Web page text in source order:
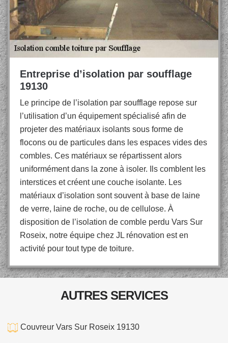
Entreprise d’isolation par soufflage
19130
Le principe de l’isolation par soufflage repose sur
l’utilisation d’un équipement spécialisé afin de
projeter des matériaux isolants sous forme de
flocons ou de particules dans les espaces vides des
combles. Ces matériaux se répartissent alors
uniformément dans la zone à isoler. Ils comblent les
interstices et créent une couche isolante. Les
matériaux d’isolation sont souvent à base de laine
de verre, laine de roche, ou de cellulose. À
disposition de l’isolation de comble perdu Vars Sur
Roseix, notre équipe chez JL rénovation est en
activité pour tout type de toiture.
AUTRES SERVICES
Couvreur Vars Sur Roseix 19130